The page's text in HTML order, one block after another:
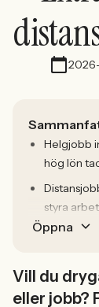
Sök
Helgjobb
hög lön
styra
Öppna
Vill du
eller jobb?